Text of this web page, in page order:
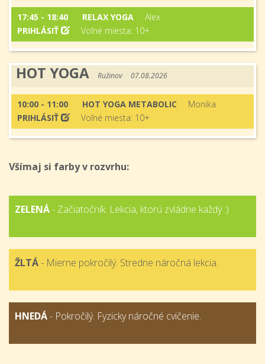
17:45 - 18:40 RELAX YOGA
Alex
PRIHLÁSIŤ
Voľné miesta: 10+
HOT YOGA Ružinov 07.08.2026
10:00 - 11:00 HOT YOGA METABOLIC
Monika
PRIHLÁSIŤ
Voľné miesta: 10+
Všímaj si farby v rozvrhu:
ZELENÁ- Začiatočník. Lekcia, ktorú zvládne každý :)
ŽLTÁ- Mierne pokročilý. Stredne náročná lekcia.
HNEDÁ- Pokročilý. Fyzicky náročné cvičenie.